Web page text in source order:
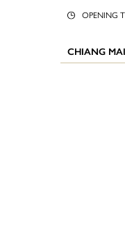
OPENING
CHIANG MAI